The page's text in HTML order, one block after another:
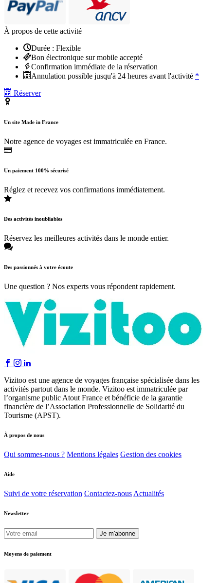
À propos de cette activité
Durée : Flexible
Bon électronique sur mobile accepté
Confirmation immédiate de la réservation
Annulation possible jusqu'à 24 heures avant l'activité *
Réserver
Un site Made in France
Notre agence de voyages est immatriculée en France.
Un paiement 100% sécurisé
Réglez et recevez vos confirmations immédiatement.
Des activités inoubliables
Réservez les meilleures activités dans le monde entier.
Des passionnés à votre écoute
Une question ? Nos experts vous répondent rapidement.
Vizitoo est une agence de voyages française spécialisée dans les
activités partout dans le monde. Vizitoo est immatriculée par
l’organisme public Atout France et bénéficie de la garantie
financière de l’Association Professionnelle de Solidarité du
Tourisme (APST).
À propos de nous
Qui sommes-nous ? Mentions légales Gestion des cookies
Aide
Suivi de votre réservation Contactez-nous Actualités
Newsletter
Je m'abonne
Moyens de paiement